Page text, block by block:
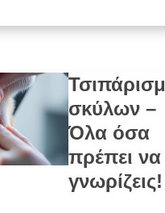
σκύλων –
Όλα όσα
πρέπει να
γνωρίζεις!